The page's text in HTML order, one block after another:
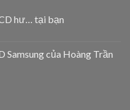
hư… tại bạn
Samsung của Hoàng Trần